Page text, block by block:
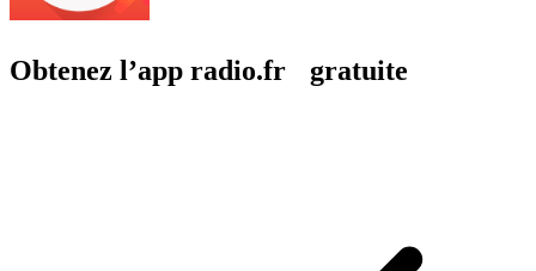
Obtenez l’app radio.fr gratuite